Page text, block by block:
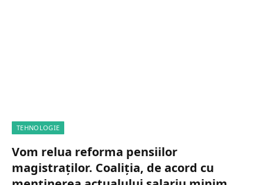
TEHNOLOGIE
Vom relua reforma pensiilor
magistraților. Coaliția, de acord cu